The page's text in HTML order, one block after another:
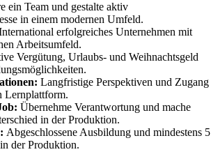
ein Team und gestalte aktiv
in einem modernen Umfeld.
erfolgreiches Unternehmen mit
Arbeitsumfeld.
Vergütung, Urlaubs- und Weihnachtsgeld
Langfristige Perspektiven und Zugang
Lernplattform.
Übernehme Verantwortung und mache
in der Produktion.
Abgeschlossene Ausbildung und mindestens 5
der Produktion.